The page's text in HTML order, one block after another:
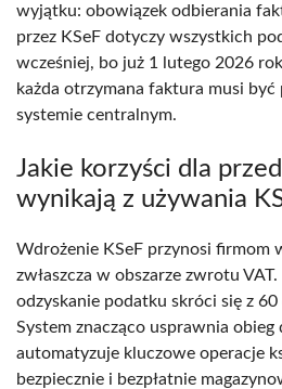
wyjątku: obowiązek odbierania
przez KSeF dotyczy wszystkich
wcześniej, bo już 1 lutego 2026
każda otrzymana faktura musi
systemie centralnym.
Jakie korzyści dla
wynikają z używania
Wdrożenie KSeF przynosi firmom
zwłaszcza w obszarze zwrotu
odzyskanie podatku skróci się z
System znacząco usprawnia obieg
automatyzuje kluczowe operacje
bezpiecznie i bezpłatnie